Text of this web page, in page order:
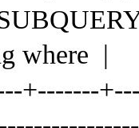
where |
+-------